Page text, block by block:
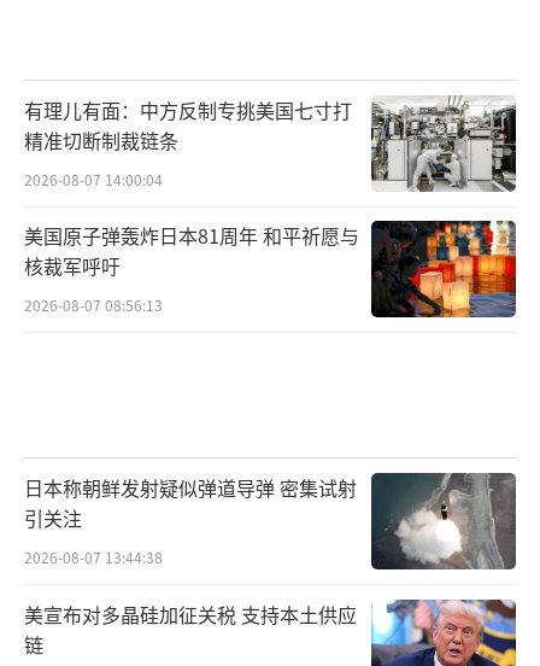
有理儿有面：中方反制专挑美国七寸打
精准切断制裁链条
2026-08-07 14:00:04
美国原子弹轰炸日本81周年 和平祈愿与
核裁军呼吁
2026-08-07 08:56:13
日本称朝鲜发射疑似弹道导弹 密集试射
引关注
2026-08-07 13:44:38
美宣布对多晶硅加征关税 支持本土供应
链